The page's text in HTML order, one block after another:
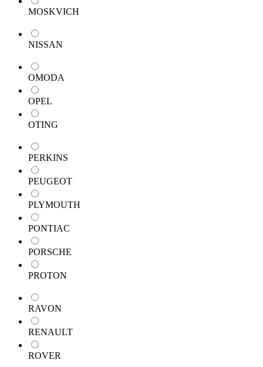
MOSKVICH
NISSAN
OMODA
OPEL
OTING
PERKINS
PEUGEOT
PLYMOUTH
PONTIAC
PORSCHE
PROTON
RAVON
RENAULT
ROVER